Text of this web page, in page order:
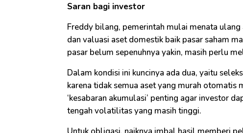
Saran bagi investor
Freddy bilang, pemerintah mulai menata
dan valuasi aset domestik baik pasar saham
pasar belum sepenuhnya yakin, masih perlu
Dalam kondisi ini kuncinya ada dua, yaitu
karena tidak semua aset yang murah otomatis
‘kesabaran akumulasi’ penting agar investor
tengah volatilitas yang masih tinggi.